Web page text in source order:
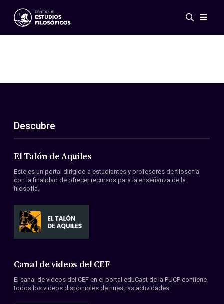
Eventos
ES
EN
Acerca de nosotros
Miembros
Convenios
Descubre
El Talón de Aquiles
Este es un portal dirigido a estudiantes y profesores de filosofía
con la finalidad de ofrecer recursos para la enseñanza de la
filosofía.
Canal de videos del CEF
El canal de videos del CEF en el portal eduCast de la PUCP contiene
todos los videos disponibles de nuestras actividades.